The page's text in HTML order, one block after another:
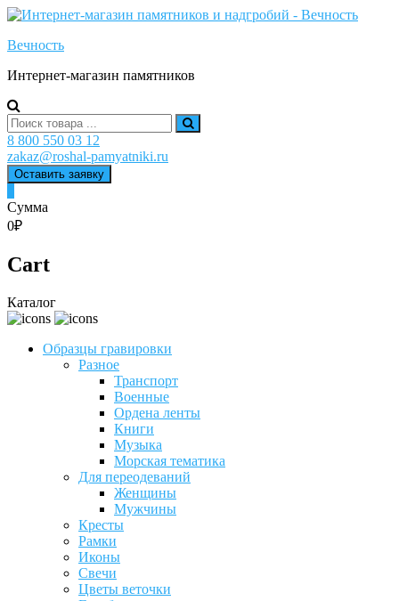
Skip
content
Вечность
Интернет-магазин памятников
Search
for:
8 800 550 03 12
zakaz@roshal-pamyatniki.ru
Оставить заявку
Сумма
0₽
Cart
Каталог
Образцы гравировки
Разное
Транспорт
Военные
Ордена ленты
Книги
Музыка
Морская тематика
Для переодеваний
Женщины
Мужчины
Кресты
Рамки
Иконы
Свечи
Цветы веточки